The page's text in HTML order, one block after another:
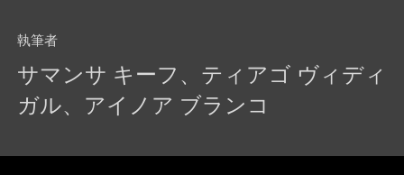
執筆者
サマンサ キーフ、ティアゴ ヴィディ
ガル、アイノア ブランコ